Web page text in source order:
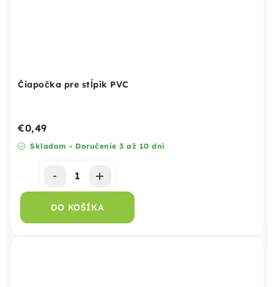
Čiapočka pre stĺpik PVC
Skladom - Doručenie 3 až 10 dní
€0,49
DO KOŠÍKA